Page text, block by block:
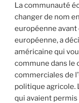
La communauté
changer de nom
européenne avant
européenne, a
américaine qui
commune dans le
commerciales de
politique agricole.
qui avaient permis